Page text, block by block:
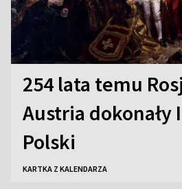
254 lata temu
Austria dokonały
Polski
KARTKA Z KALENDARZA